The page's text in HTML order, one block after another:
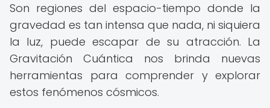
Son regiones del espacio-tiempo donde la
gravedad es tan intensa que nada, ni siquiera
la luz, puede escapar de su atracción. La
Gravitación Cuántica nos brinda nuevas
herramientas para comprender y explorar
estos fenómenos cósmicos.